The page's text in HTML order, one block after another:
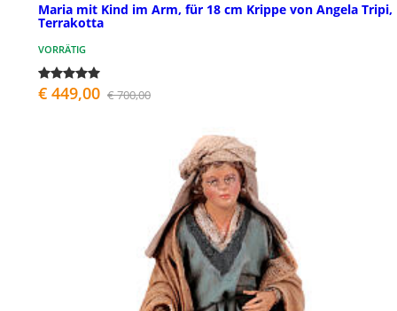
Maria mit Kind im Arm, für 18 cm Krippe von Angela Tripi,
Terrakotta
VORRÄTIG
€ 449,00 € 700,00